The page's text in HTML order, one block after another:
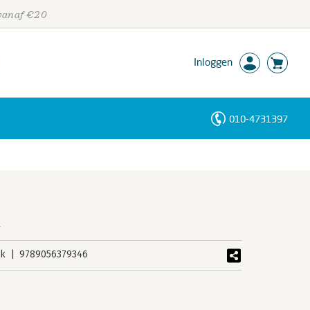
€20
Inloggen
010-4731397
9789056379346
Personen